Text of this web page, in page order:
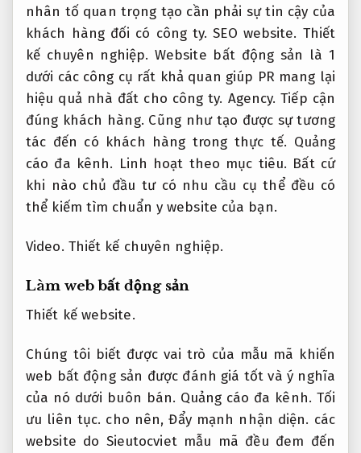
nhân tố quan trọng tạo cần phải sự tin cậy của
khách hàng đối có công ty.SEO website. Thiết
kế chuyên nghiệp. Website bất động sản là 1
dưới các công cụ rất khả quan giúp PR mang lại
hiệu quả nhà đất cho công ty. Agency. Tiếp cận
đúng khách hàng. Cũng như tạo được sự tương
tác đến có khách hàng trong thực tế. Quảng
cáo đa kênh. Linh hoạt theo mục tiêu. Bất cứ
khi nào chủ đầu tư có nhu cầu cụ thể đều có
thể kiếm tìm chuẩn y website của bạn.
Video. Thiết kế chuyên nghiệp.
Làm web bất động sản
Thiết kế website.
Chúng tôi biết được vai trò của mẫu mã khiến
web bất động sản được đánh giá tốt và ý nghĩa
của nó dưới buôn bán. Quảng cáo đa kênh. Tối
ưu liên tục. cho nên,Đẩy mạnh nhận diện. các
website do Sieutocviet mẫu mã đều đem đến